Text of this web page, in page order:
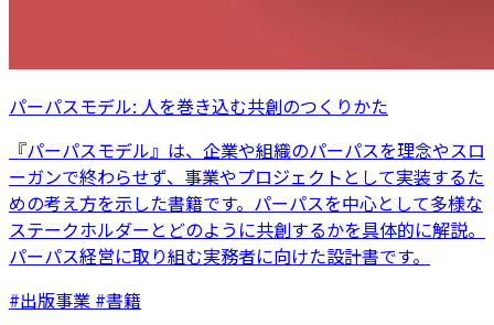
パーパスモデル: 人を巻き込む共創のつくりかた
『パーパスモデル』は、企業や組織のパーパスを理念やスロ
ーガンで終わらせず、事業やプロジェクトとして実装するた
めの考え方を示した書籍です。パーパスを中心として多様な
ステークホルダーとどのように共創するかを具体的に解説。
パーパス経営に取り組む実務者に向けた設計書です。
#出版事業 #書籍